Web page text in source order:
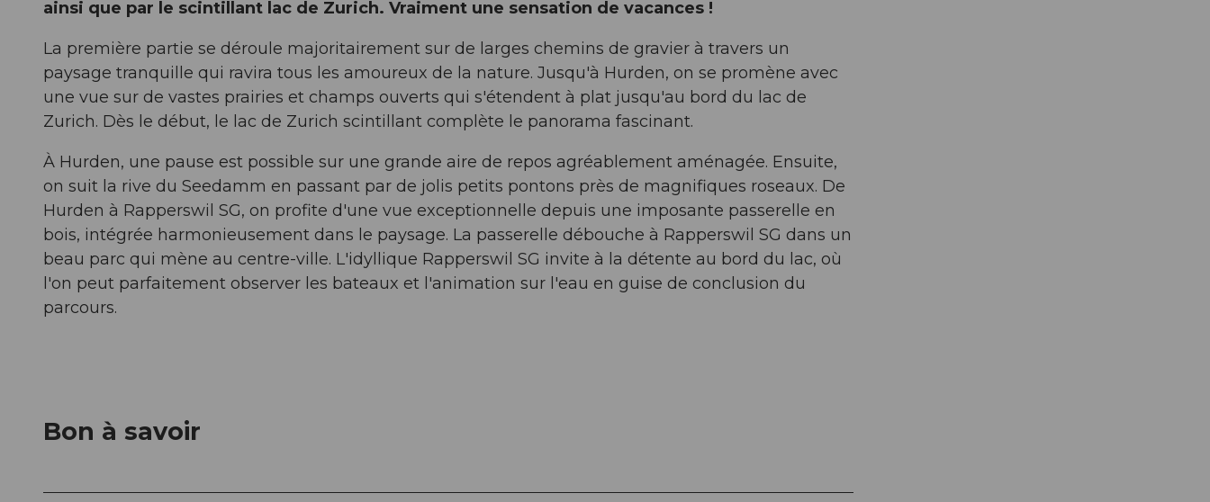
ainsi que par le scintillant lac de Zurich. Vraiment une sensation de vacances !
La première partie se déroule majoritairement sur de larges chemins de gravier à travers un
paysage tranquille qui ravira tous les amoureux de la nature. Jusqu'à Hurden, on se promène avec
une vue sur de vastes prairies et champs ouverts qui s'étendent à plat jusqu'au bord du lac de
Zurich. Dès le début, le lac de Zurich scintillant complète le panorama fascinant.
À Hurden, une pause est possible sur une grande aire de repos agréablement aménagée. Ensuite,
on suit la rive du Seedamm en passant par de jolis petits pontons près de magnifiques roseaux. De
Hurden à Rapperswil SG, on profite d'une vue exceptionnelle depuis une imposante passerelle en
bois, intégrée harmonieusement dans le paysage. La passerelle débouche à Rapperswil SG dans un
beau parc qui mène au centre-ville. L'idyllique Rapperswil SG invite à la détente au bord du lac, où
l'on peut parfaitement observer les bateaux et l'animation sur l'eau en guise de conclusion du
parcours.
Bon à savoir